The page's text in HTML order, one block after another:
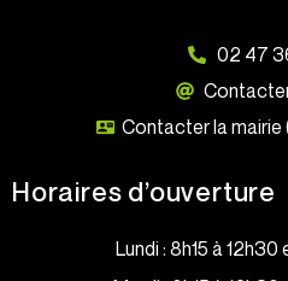
02 47
Contacter la mairie
Horaires d’ouverture
Lundi : 8h15 à